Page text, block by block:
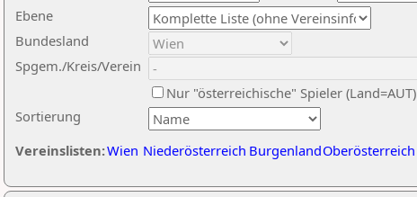
Ebene
Sortierung
Bundesland
Spgem./Kreis/Verein
Nur "österreichische" Spieler (Land=AUT)
Vereinslisten:Wien Niederösterreich BurgenlandOberösterreich